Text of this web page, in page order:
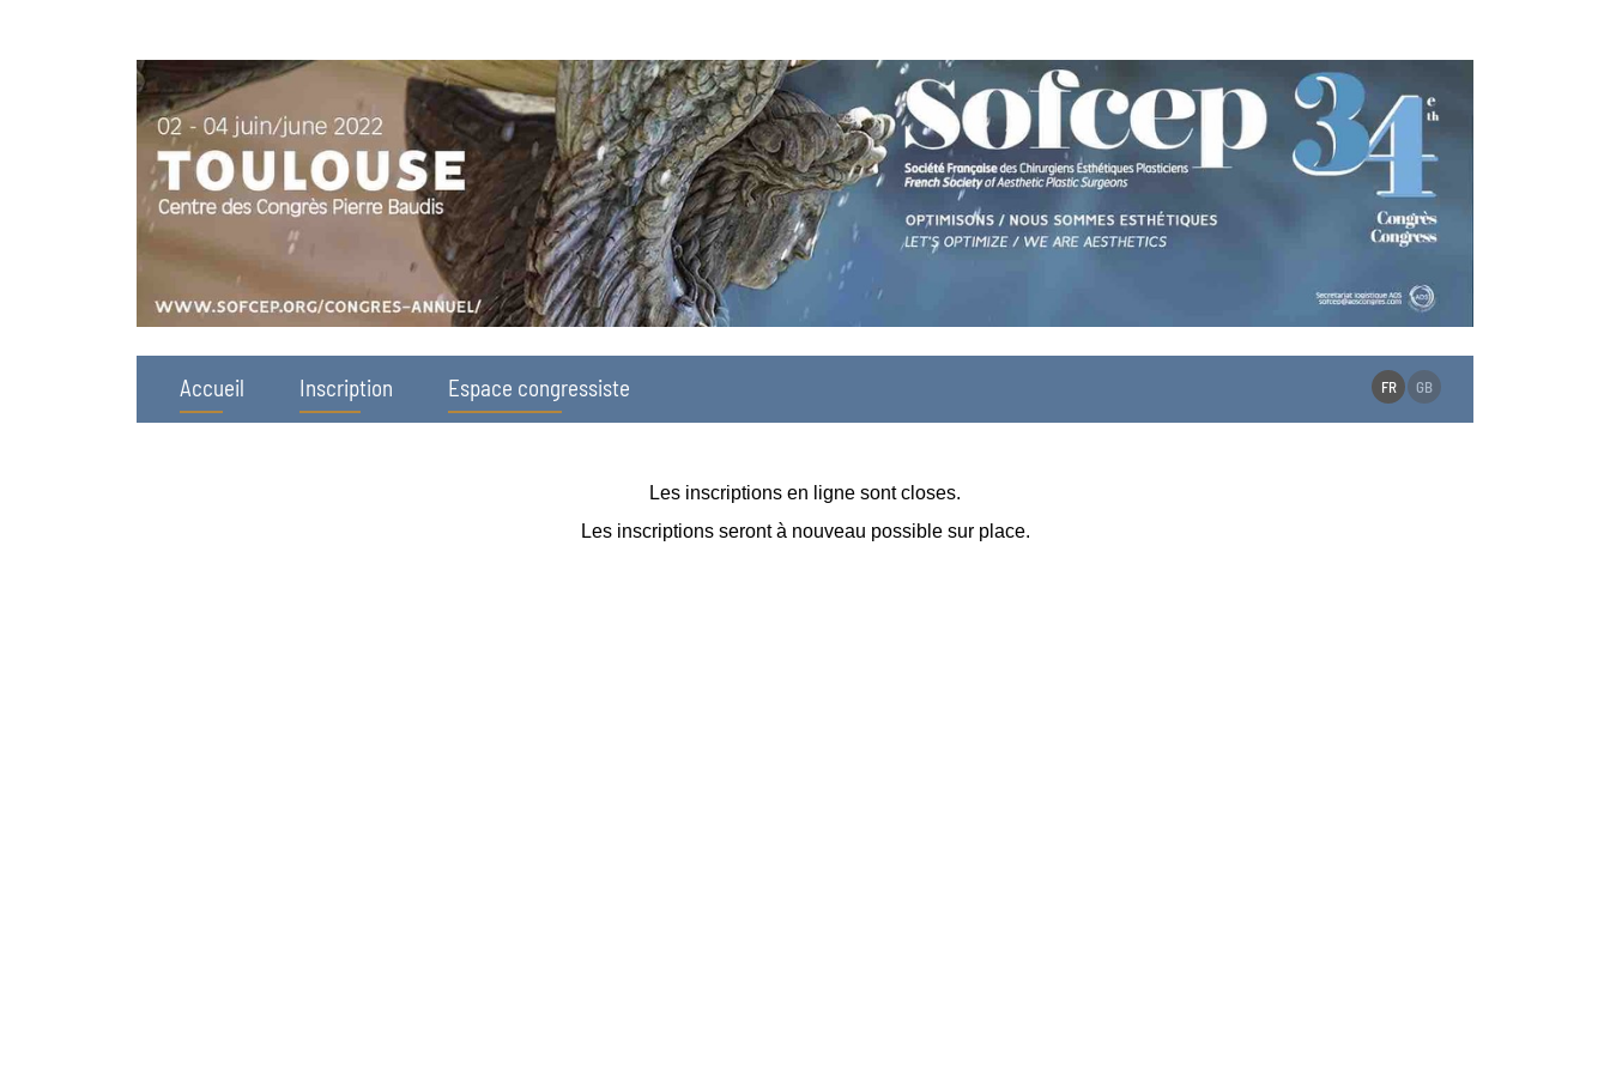
Accueil Inscription Espace congressiste FR GB
Les inscriptions en ligne sont closes.
Les inscriptions seront à nouveau possible sur place.